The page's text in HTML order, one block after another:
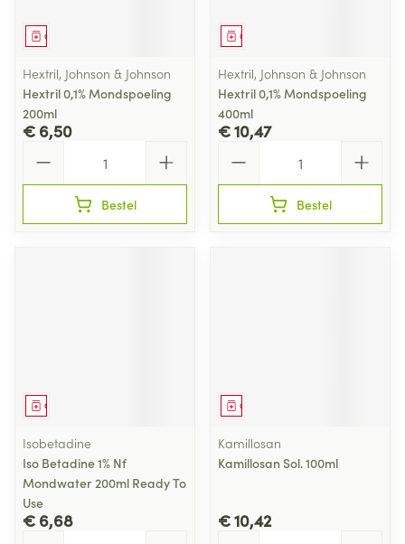
Geneesmiddel
Hextril, Johnson & Johnson
Hextril 0,1% Mondspoeling
200ml
€ 6,50
Bestel
Geneesmiddel
Hextril, Johnson & Johnson
Hextril 0,1% Mondspoeling
400ml
€ 10,47
Bestel
Geneesmiddel
Isobetadine
Iso Betadine 1% Nf
Mondwater 200ml Ready To
Use
€ 6,68
Geneesmiddel
Kamillosan
Kamillosan Sol. 100ml
€ 10,42